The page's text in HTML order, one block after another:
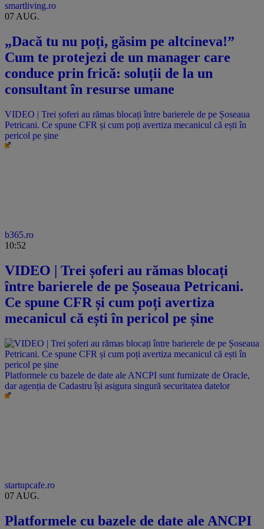
smartliving.ro
07 AUG.
„Dacă tu nu poți, găsim pe altcineva!”
Cum te protejezi de un manager care
conduce prin frică: soluții de la un
consultant în resurse umane
VIDEO | Trei șoferi au rămas blocați între barierele de pe Șoseaua
Petricani. Ce spune CFR și cum poți avertiza mecanicul că ești în
pericol pe șine
b365.ro
10:52
VIDEO | Trei șoferi au rămas blocați
între barierele de pe Șoseaua Petricani.
Ce spune CFR și cum poți avertiza
mecanicul că ești în pericol pe șine
Platformele cu bazele de date ale ANCPI sunt furnizate de Oracle,
dar agenția de Cadastru își asigura singură securitatea datelor
startupcafe.ro
07 AUG.
Platformele cu bazele de date ale ANCPI